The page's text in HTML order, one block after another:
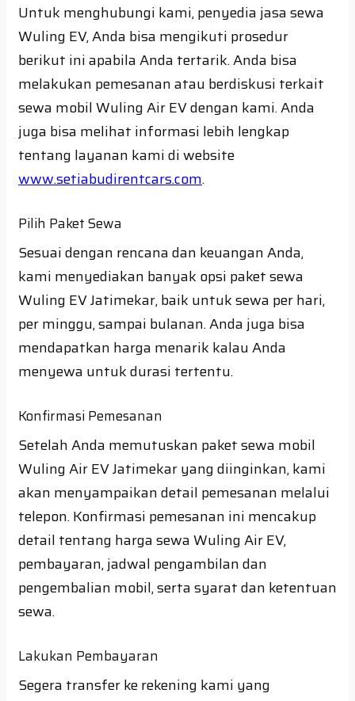
Untuk menghubungi kami, penyedia jasa sewa
Wuling EV, Anda bisa mengikuti prosedur
berikut ini apabila Anda tertarik. Anda bisa
melakukan pemesanan atau berdiskusi terkait
sewa mobil Wuling Air EV dengan kami. Anda
juga bisa melihat informasi lebih lengkap
tentang layanan kami di website
www.setiabudirentcars.com.
Pilih Paket Sewa
Sesuai dengan rencana dan keuangan Anda,
kami menyediakan banyak opsi paket sewa
Wuling EV Jatimekar, baik untuk sewa per hari,
per minggu, sampai bulanan. Anda juga bisa
mendapatkan harga menarik kalau Anda
menyewa untuk durasi tertentu.
Konfirmasi Pemesanan
Setelah Anda memutuskan paket sewa mobil
Wuling Air EV Jatimekar yang diinginkan, kami
akan menyampaikan detail pemesanan melalui
telepon. Konfirmasi pemesanan ini mencakup
detail tentang harga sewa Wuling Air EV,
pembayaran, jadwal pengambilan dan
pengembalian mobil, serta syarat dan ketentuan
sewa.
Lakukan Pembayaran
Segera transfer ke rekening kami yang